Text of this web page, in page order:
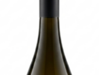
AUSZEICHNUNGEN